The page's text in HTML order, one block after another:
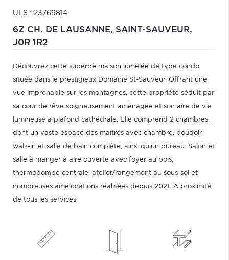
ULS : 23769814
6Z CH. DE LAUSANNE, SAINT-SAUVEUR,
J0R 1R2
Découvrez cette superbe maison jumelée de type condo
située dans le prestigieux Domaine St-Sauveur. Offrant une
vue imprenable sur les montagnes, cette propriété séduit par
sa cour de rêve soigneusement aménagée et son aire de vie
lumineuse à plafond cathédrale. Elle comprend 2 chambres,
dont un vaste espace des maîtres avec chambre, boudoir,
walk-in et salle de bain complète, ainsi qu'un bureau. Salon et
salle à manger à aire ouverte avec foyer au bois,
thermopompe centrale, atelier/rangement au sous-sol et
nombreuses améliorations réalisées depuis 2021. À proximité
de tous les services.